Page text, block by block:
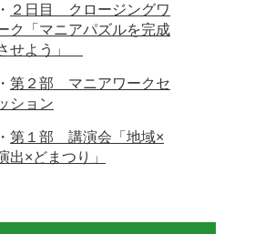
・ ２日目 クロージングワ
ク「マニアパズルを完成
せよう」
・ 第２部 マニアワークセ
ション
・ 第１部 講演会「地域×
出×どまつり」